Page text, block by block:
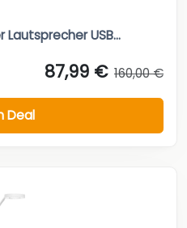
USB...
87,99 € 160,00 €
Deal